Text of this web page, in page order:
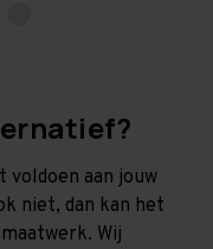
voldoen aan jouw
niet, dan kan het
Wij